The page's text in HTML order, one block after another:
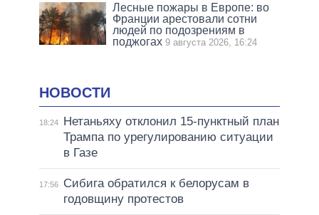
Лесные пожары в Европе: во
Франции арестовали сотни
людей по подозрениям в
поджогах 9 августа 2026, 16:24
НОВОСТИ
18:24
Нетаньяху отклонил 15-пунктный план
Трампа по урегулированию ситуации
в Газе
17:56
Сибига обратился к белорусам в
годовщину протестов